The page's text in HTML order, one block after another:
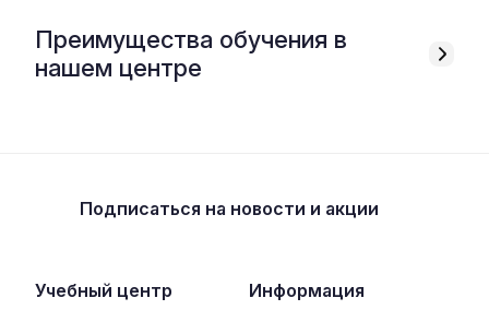
Преимущества обучения в
нашем центре
Подписаться на новости и акции
Учебный центр Информация